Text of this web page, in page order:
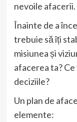
nevoile afacerii.
Înainte de a
trebuie să îți
misiunea și
afacerea ta?
deciziile?
Un plan de
elemente: